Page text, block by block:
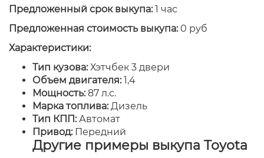
Предложенный срок выкупа:1 час
Предложенная стоимость выкупа:0 руб
Характеристики:
Тип кузова:Хэтчбек 3 двери
Объем двигателя:1,4
Мощность:87 л.с.
Марка топлива:Дизель
Тип КПП:Автомат
Привод:Передний
Другие примеры выкупа Toyota